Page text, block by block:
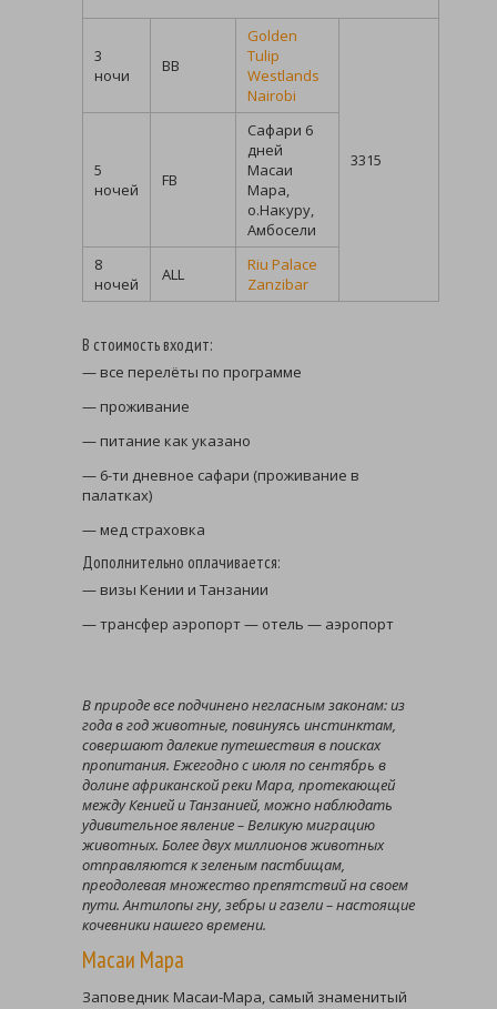
3
ночи
BB
Golden
Tulip
Westlands
Nairobi
3315
5
ночей
FB
Сафари 6
дней
Масаи
Мара,
о.Накуру,
Амбосели
8
ночей
ALL
Riu Palace
Zanzibar
В стоимость входит:
— все перелёты по программе
— проживание
— питание как указано
— 6-ти дневное сафари (проживание в
палатках)
— мед страховка
Дополнительно оплачивается:
— визы Кении и Танзании
— трансфер аэропорт — отель — аэропорт
В природе все подчинено негласным законам: из
года в год животные, повинуясь инстинктам,
совершают далекие путешествия в поисках
пропитания. Ежегодно с июля по сентябрь в
долине африканской реки Мара, протекающей
между Кенией и Танзанией, можно наблюдать
удивительное явление – Великую миграцию
животных. Более двух миллионов животных
отправляются к зеленым пастбищам,
преодолевая множество препятствий на своем
пути. Антилопы гну, зебры и газели – настоящие
кочевники нашего времени.
Масаи Мара
Заповедник Масаи-Мара, самый знаменитый